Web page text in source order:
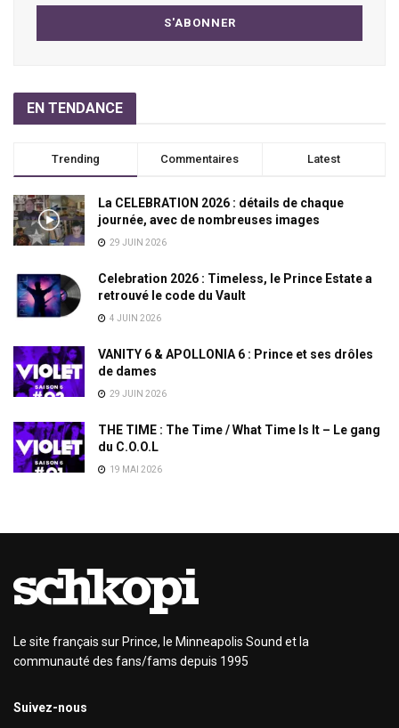
EN TENDANCE
Trending Commentaires Latest
La CELEBRATION 2026 : détails de chaque
journée, avec de nombreuses images
29 JUIN 2026
Celebration 2026 : Timeless, le Prince Estate a
retrouvé le code du Vault
4 JUIN 2026
VANITY 6 & APOLLONIA 6 : Prince et ses drôles
de dames
29 JUIN 2026
THE TIME : The Time / What Time Is It – Le gang
du C.O.O.L
19 MAI 2026
Le site français sur Prince, le Minneapolis Sound et la
communauté des fans/fams depuis 1995
Suivez-nous